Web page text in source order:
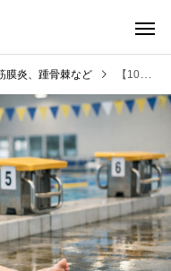
膜炎、踵骨棘など 【10代:女性】水泳の国体選手が決断した外踝（くるぶし）の痛み（腓骨筋腱炎）に対するモヤモヤ血管治療（腓骨筋腱炎、外踝の痛み）